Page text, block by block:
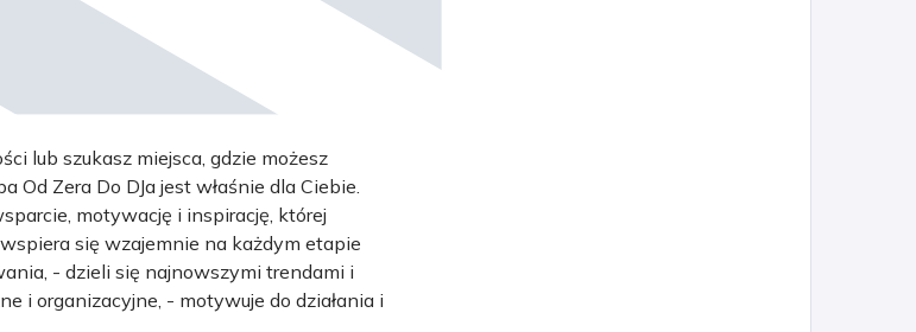
lub szukasz miejsca, gdzie możesz
Zera Do DJa jest właśnie dla Ciebie.
motywację i inspirację, której
wspiera się wzajemnie na każdym etapie
- dzieli się najnowszymi trendami i
i organizacyjne, - motywuje do działania i